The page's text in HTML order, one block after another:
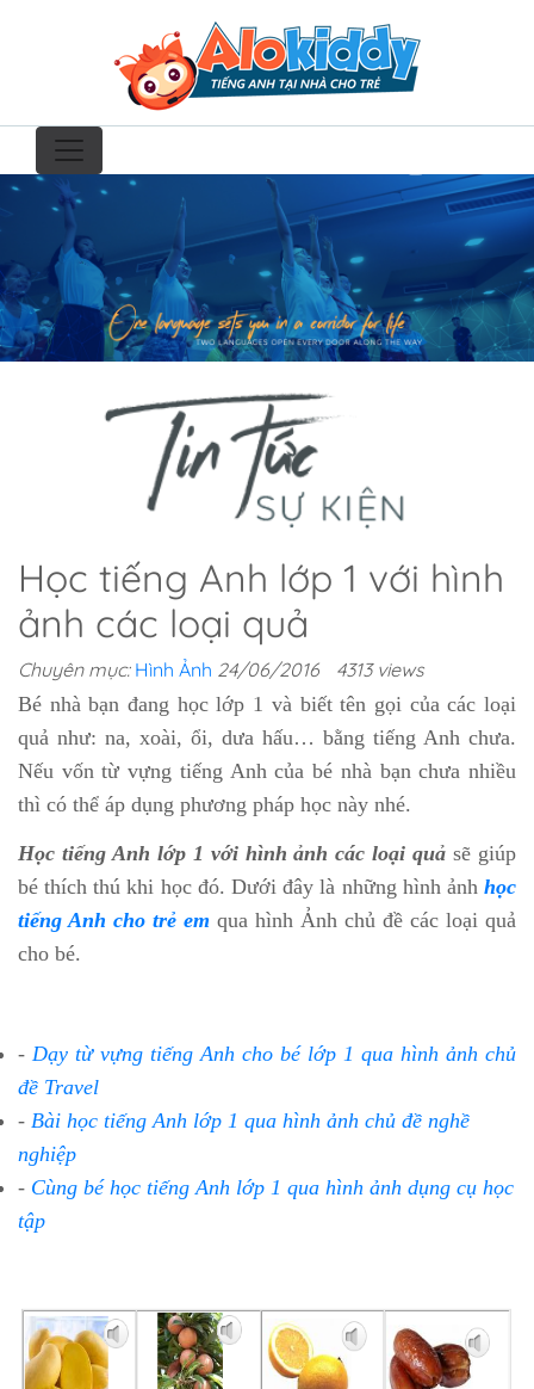
Học tiếng Anh lớp 1 với hình
ảnh các loại quả
Chuyên mục: Hình Ảnh 24/06/2016
4313 views
Bé nhà bạn đang học lớp 1 và biết tên gọi của các loại
quả như: na, xoài, ổi, dưa hấu… bằng tiếng Anh chưa.
Nếu vốn từ vựng tiếng Anh của bé nhà bạn chưa nhiều
thì có thể áp dụng phương pháp học này nhé.
Học tiếng Anh lớp 1 với hình ảnh các loại quả sẽ giúp
bé thích thú khi học đó. Dưới đây là những hình ảnh học
tiếng Anh cho trẻ em qua hình Ảnh chủ đề các loại quả
cho bé.
- Dạy từ vựng tiếng Anh cho bé lớp 1 qua hình ảnh chủ
đề Travel
- Bài học tiếng Anh lớp 1 qua hình ảnh chủ đề nghề
nghiệp
- Cùng bé học tiếng Anh lớp 1 qua hình ảnh dụng cụ học
tập